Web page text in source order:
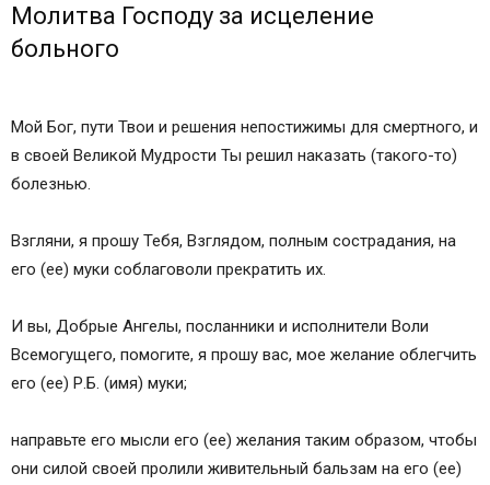
Молитва Господу за исцеление
больного
Мой Бог, пути Твои и решения непостижимы для смертного, и
в своей Великой Мудрости Ты решил наказать (такого-то)
болезнью.
Взгляни, я прошу Тебя, Взглядом, полным сострадания, на
его (ее) муки соблаговоли прекратить их.
И вы, Добрые Ангелы, посланники и исполнители Воли
Всемогущего, помогите, я прошу вас, мое желание облегчить
его (ее) Р.Б. (имя) муки;
направьте его мысли его (ее) желания таким образом, чтобы
они силой своей пролили живительный бальзам на его (ее)